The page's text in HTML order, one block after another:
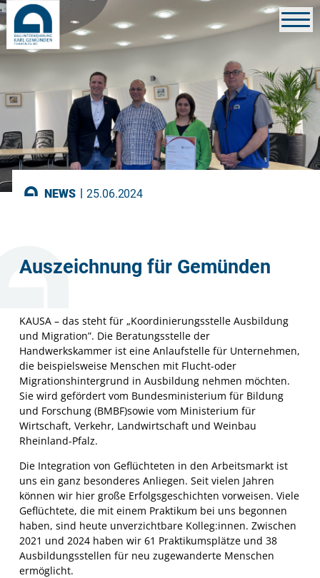
NEWS | 25.06.2024
Auszeichnung für Gemünden
KAUSA – das steht für „Koordinierungsstelle Ausbildung
und Migration”. Die Beratungsstelle der
Handwerkskammer ist eine Anlaufstelle für Unternehmen,
die beispielsweise Menschen mit Flucht-oder
Migrationshintergrund in Ausbildung nehmen möchten.
Sie wird gefördert vom Bundesministerium für Bildung
und Forschung (BMBF)sowie vom Ministerium für
Wirtschaft, Verkehr, Landwirtschaft und Weinbau
Rheinland-Pfalz.
Die Integration von Geflüchteten in den Arbeitsmarkt ist
uns ein ganz besonderes Anliegen. Seit vielen Jahren
können wir hier große Erfolgsgeschichten vorweisen. Viele
Geflüchtete, die mit einem Praktikum bei uns begonnen
haben, sind heute unverzichtbare Kolleg:innen. Zwischen
2021 und 2024 haben wir 61 Praktikumsplätze und 38
Ausbildungsstellen für neu zugewanderte Menschen
ermöglicht.